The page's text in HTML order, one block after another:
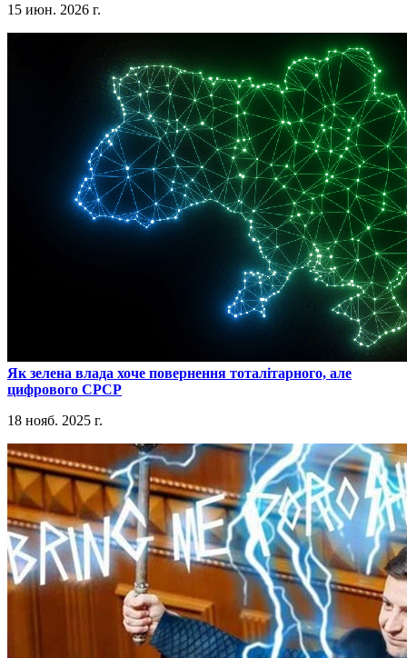
15 июн. 2026 г.
​Як зелена влада хоче повернення тоталітарного, але
цифрового СРСР
18 нояб. 2025 г.